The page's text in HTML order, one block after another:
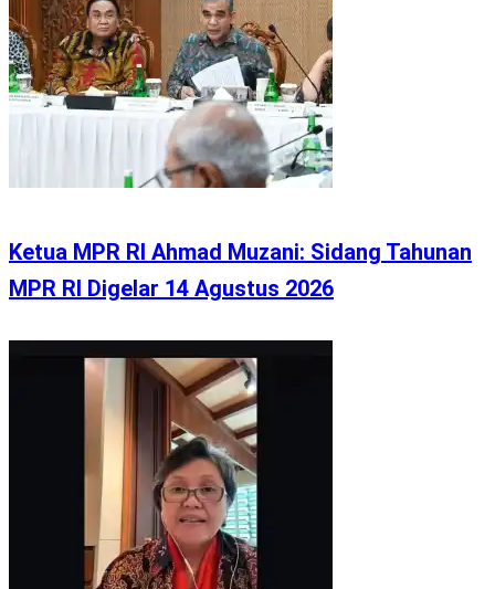
Ketua MPR RI Ahmad Muzani: Sidang Tahunan
MPR RI Digelar 14 Agustus 2026